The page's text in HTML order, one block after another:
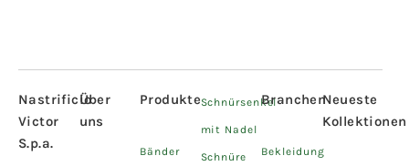
Nastrificio
Victor
S.p.a.
Über
uns
Produkte
Bänder
Schnürsenkel
mit Nadel
Schnüre
Branchen
Bekleidung
Neueste
Kollektionen